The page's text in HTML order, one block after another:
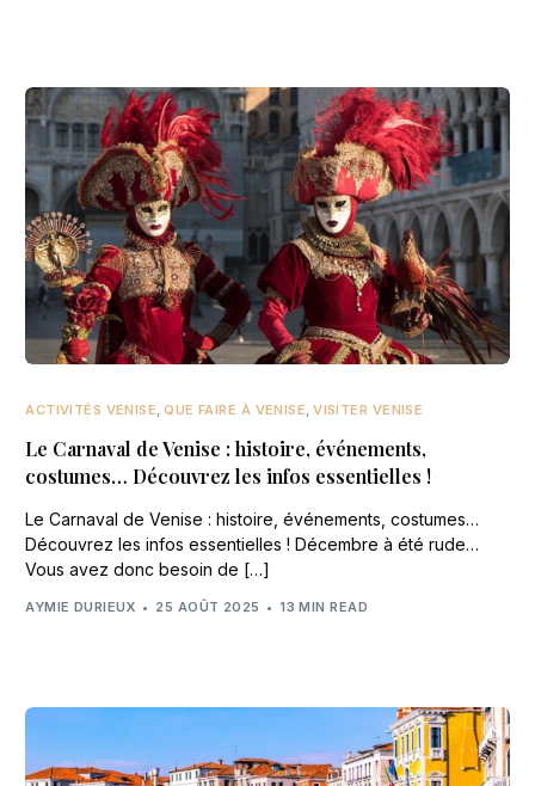
ACTIVITÉS VENISE ,QUE FAIRE À VENISE ,VISITER VENISE
Le Carnaval de Venise : histoire, événements,
costumes… Découvrez les infos essentielles !
Le Carnaval de Venise : histoire, événements, costumes…
Découvrez les infos essentielles ! Décembre à été rude…
Vous avez donc besoin de […]
AYMIE DURIEUX 25 AOÛT 2025 13 MIN READ